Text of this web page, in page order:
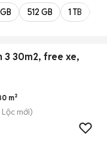
512 GB 1 TB
3 30m2, free xe,
m²
Lộc mới)